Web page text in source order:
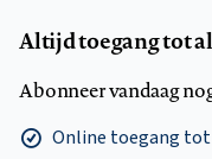
Altijd toegang tot
Abonneer vandaag
Online toegang